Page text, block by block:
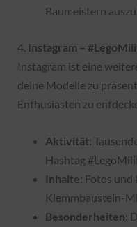
Baumeistern
4. Instagram –
Instagram ist eine
deine Modelle zu
Enthusiasten zu
Aktivität:
Hashtag
Inhalte: Fotos und
Klemmbaustein-
Besonderheiten: